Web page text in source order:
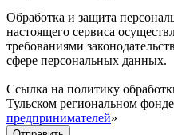
Обработка и защита
настоящего сервиса
требованиями
сфере персональных данных.
Ссылка на политику
Тульском региональном
предпринимателей»